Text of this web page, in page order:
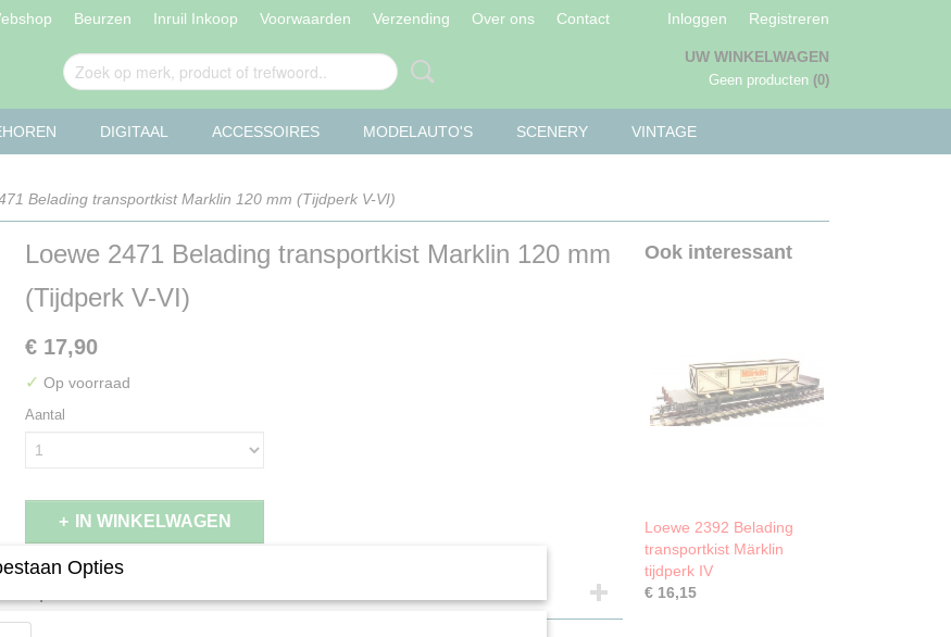
Beurzen Inruil Inkoop Voorwaarden Verzending Over ons Contact Inloggen Registreren
UW WINKELWAGEN
Geen producten (0)
DIGITAAL ACCESSOIRES MODELAUTO'S SCENERY VINTAGE
Belading transportkist Marklin 120 mm (Tijdperk V-VI)
Loewe 2471 Belading transportkist Marklin 120 mm
(Tijdperk V-VI)
€ 17,90
✓ Op voorraad
Aantal
IN WINKELWAGEN
EAN code
Ook interessant
Loewe 2392 Belading
transportkist Märklin
tijdperk IV
€ 16,15
Opties